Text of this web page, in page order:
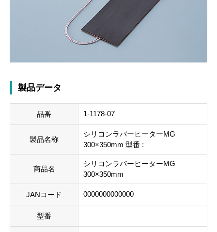
製品データ
品番 1-1178-07
製品名称
シリコンラバーヒーターMG
300×350mm 型番 :
商品名
シリコンラバーヒーターMG
300×350mm
JANコード 0000000000000
型番